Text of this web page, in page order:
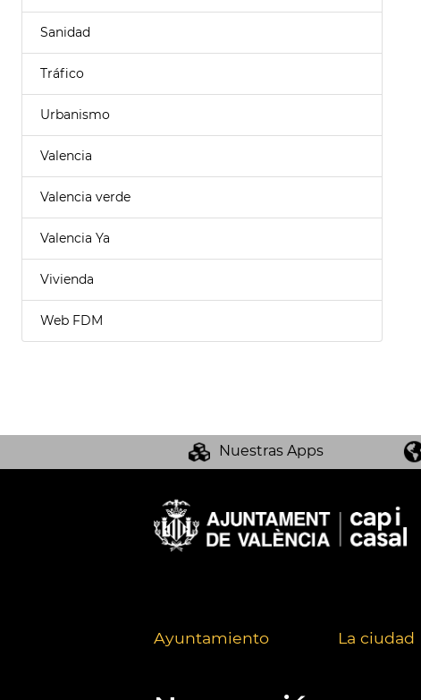
Sanidad
Tráfico
Urbanismo
Valencia
Valencia verde
Valencia Ya
Vivienda
Web FDM
Nuestras Apps
Ayuntamiento La ciudad